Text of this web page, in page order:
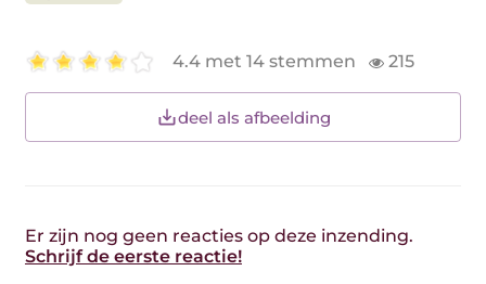
4.4 met 14 stemmen 215
deel als afbeelding
Er zijn nog geen reacties op deze inzending.
Schrijf de eerste reactie!